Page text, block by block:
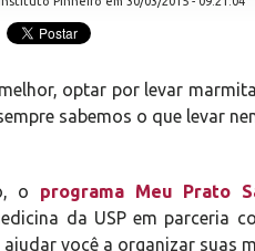
optar por levar
sabemos o que levar
o programa Meu Prato
da USP em parceria
ajudar você a organizar suas